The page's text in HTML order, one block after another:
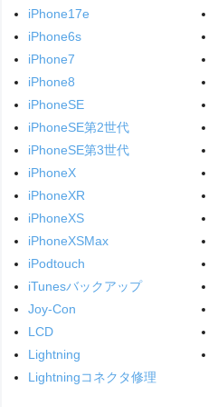
iPhone17e
iPhone6s
iPhone7
iPhone8
iPhoneSE
iPhoneSE第2世代
iPhoneSE第3世代
iPhoneX
iPhoneXR
iPhoneXS
iPhoneXSMax
iPodtouch
iTunesバックアップ
Joy-Con
LCD
Lightning
Lightningコネクタ修理